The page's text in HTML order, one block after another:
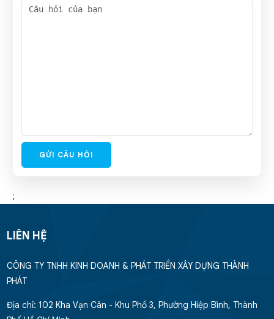
GỬI CÂU HỎI
;
LIÊN HỆ
CÔNG TY TNHH KINH DOANH & PHÁT TRIỂN XÂY DỰNG THÀNH
PHÁT
Địa chỉ: 102 Kha Vạn Cân - Khu Phố 3, Phường Hiệp Bình, Thành